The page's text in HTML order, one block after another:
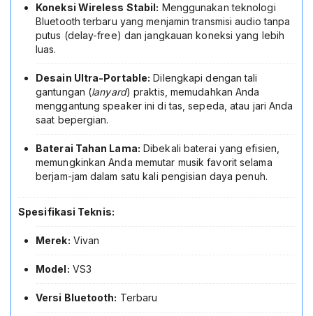
Koneksi Wireless Stabil: Menggunakan teknologi
Bluetooth terbaru yang menjamin transmisi audio tanpa
putus (delay-free) dan jangkauan koneksi yang lebih
luas.
Desain Ultra-Portable: Dilengkapi dengan tali
gantungan (lanyard) praktis, memudahkan Anda
menggantung speaker ini di tas, sepeda, atau jari Anda
saat bepergian.
Baterai Tahan Lama: Dibekali baterai yang efisien,
memungkinkan Anda memutar musik favorit selama
berjam-jam dalam satu kali pengisian daya penuh.
Spesifikasi Teknis:
Merek: Vivan
Model: VS3
Versi Bluetooth: Terbaru